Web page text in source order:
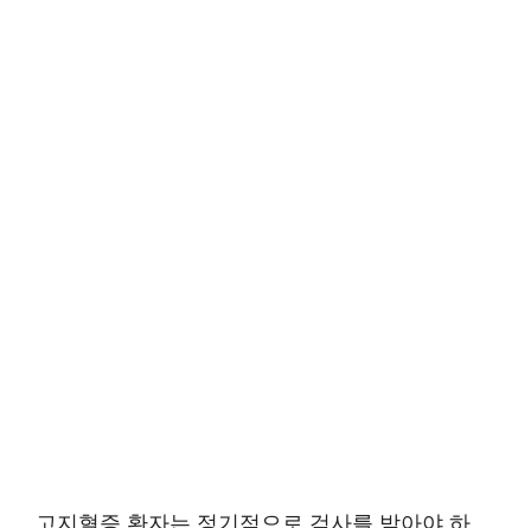
고지혈증 환자는 정기적으로 검사를 받아야 하